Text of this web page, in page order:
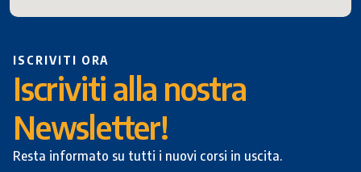
ISCRIVITI ORA
Iscriviti alla nostra
Newsletter!
Resta informato su tutti i nuovi corsi in uscita.